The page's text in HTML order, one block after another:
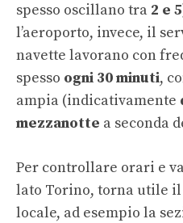
spesso oscillano tra 2 e 5
l’aeroporto, invece, il
navette lavorano con
spesso ogni 30 minuti,
ampia (indicativamente
mezzanotte a seconda
Per controllare orari e
lato Torino, torna utile
locale, ad esempio la